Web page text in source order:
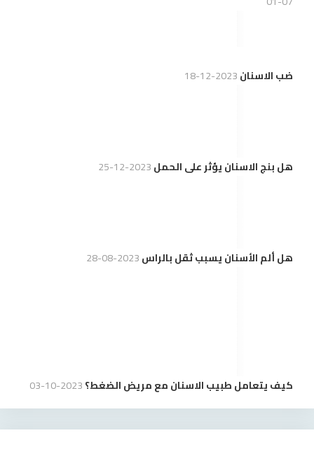
ضب الاسنان2023-12-18
هل بنج الاسنان يؤثر على الحمل2023-12-25
هل ألم الأسنان يسبب ثقل بالراس2023-08-28
كيف يتعامل طبيب الاسنان مع مريض الضغط؟2023-10-03